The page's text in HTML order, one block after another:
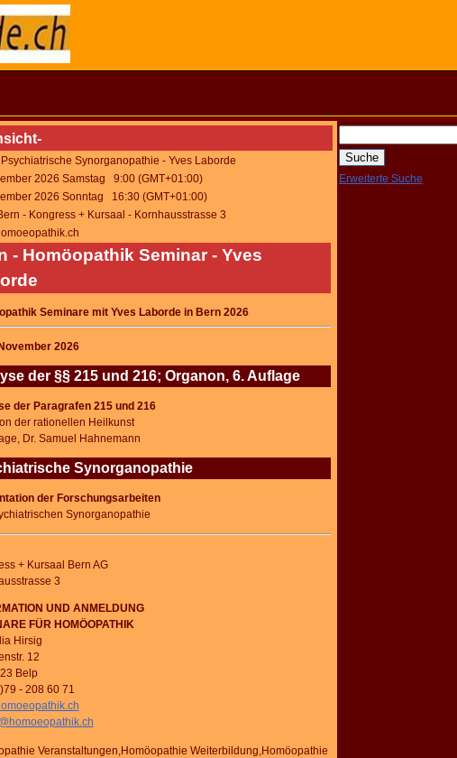
Psychiatrische Synorganopathie - Yves Laborde
2026 Samstag 9:00 (GMT+01:00)
2026 Sonntag 16:30 (GMT+01:00)
- Kongress + Kursaal - Kornhausstrasse 3
- Homöopathik Seminar - Yves
Seminare mit Yves Laborde in Bern 2026
2026
der §§ 215 und 216; Organon, 6. Auflage
der Paragrafen 215 und 216
der rationellen Heilkunst
Dr. Samuel Hahnemann
Synorganopathie
der Forschungsarbeiten
Synorganopathie
+ Kursaal Bern AG
3
UND ANMELDUNG
FÜR HOMÖOPATHIK
Hirsig
12
Belp
- 208 60 71
Veranstaltungen,Homöopathie Weiterbildung,Homöopathie
Erweiterte Suche